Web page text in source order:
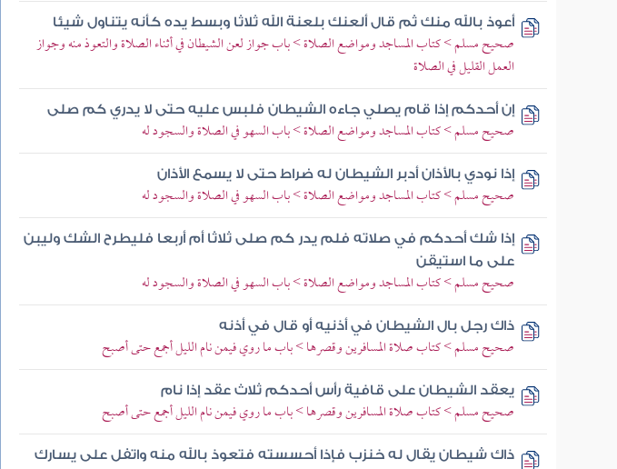
أعوذ بالله منك ثم قال ألعنك بلعنة الله ثلاثا وبسط يده كأنه يتناول شيئا
صحيح مسلم > كتاب المساجد ومواضع الصلاة > باب جواز لعن الشيطان في أثناء الصلاة والتعوذ منه وجواز
العمل القليل في الصلاة
إن أحدكم إذا قام يصلي جاءه الشيطان فلبس عليه حتى لا يدري كم صلى
صحيح مسلم > كتاب المساجد ومواضع الصلاة > باب السهو في الصلاة والسجود له
إذا نودي بالأذان أدبر الشيطان له ضراط حتى لا يسمع الأذان
صحيح مسلم > كتاب المساجد ومواضع الصلاة > باب السهو في الصلاة والسجود له
إذا شك أحدكم في صلاته فلم يدر كم صلى ثلاثا أم أربعا فليطرح الشك وليبن
على ما استيقن
صحيح مسلم > كتاب المساجد ومواضع الصلاة > باب السهو في الصلاة والسجود له
ذاك رجل بال الشيطان في أذنيه أو قال في أذنه
صحيح مسلم > كتاب صلاة المسافرين وقصرها > باب ما روي فيمن نام الليل أجمع حتى أصبح
يعقد الشيطان على قافية رأس أحدكم ثلاث عقد إذا نام
صحيح مسلم > كتاب صلاة المسافرين وقصرها > باب ما روي فيمن نام الليل أجمع حتى أصبح
ذاك شيطان يقال له خنزب فإذا أحسسته فتعوذ بالله منه واتفل على يسارك